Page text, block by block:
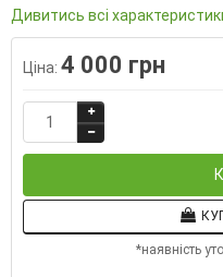
Дивитись всі
Ціна: 4 000 грн
*наявність